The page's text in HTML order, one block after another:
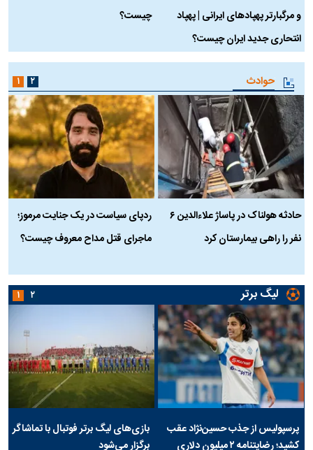
و مرگبارتر پهپادهای ایرانی | پهپاد
انتحاری جدید ایران چیست؟
چیست؟
حوادث
حادثه هولناک در پاساژ علاءالدین ۶
نفر را راهی بیمارستان کرد
ردپای سیاست در یک جنایت مرموز؛
ماجرای قتل مداح معروف چیست؟
۱ ۲
لیگ برتر
پرسپولیس از جذب حسین‌نژاد عقب
کشید؛ رضایتنامه ۲ میلیون دلاری
بازی‌های لیگ برتر فوتبال با تماشاگر
برگزار می‌شود
۱ ۲